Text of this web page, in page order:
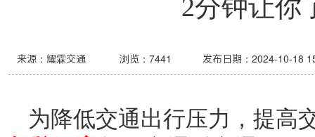
2分钟让你
来源：耀霖交通 浏览： 7441 发布日期：2024-10-18
为 降低交通出行压力，提高